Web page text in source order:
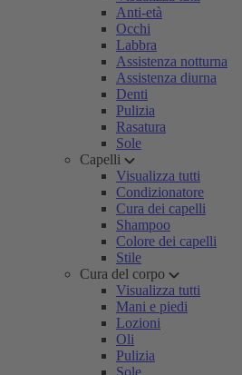
Anti-età
Occhi
Labbra
Assistenza notturna
Assistenza diurna
Denti
Pulizia
Rasatura
Sole
Capelli
Visualizza tutti
Condizionatore
Cura dei capelli
Shampoo
Colore dei capelli
Stile
Cura del corpo
Visualizza tutti
Mani e piedi
Lozioni
Oli
Pulizia
Sole